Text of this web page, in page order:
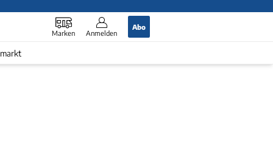
Marken Anmelden
Abo